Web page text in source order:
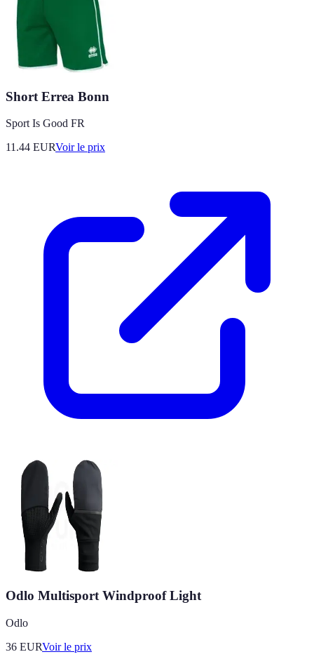
Short Errea Bonn
Sport Is Good FR
11.44 EURVoir le prix
Odlo Multisport Windproof Light
Odlo
36 EURVoir le prix